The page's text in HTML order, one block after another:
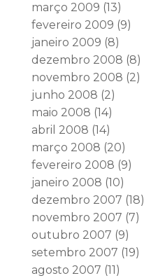
março 2009 (13)
fevereiro 2009 (9)
janeiro 2009 (8)
dezembro 2008 (8)
novembro 2008 (2)
junho 2008 (2)
maio 2008 (14)
abril 2008 (14)
março 2008 (20)
fevereiro 2008 (9)
janeiro 2008 (10)
dezembro 2007 (18)
novembro 2007 (7)
outubro 2007 (9)
setembro 2007 (19)
agosto 2007 (11)